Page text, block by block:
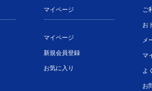
マイページ
マイページ
新規会員登録
お気に入り
ご
お
メ
マ
よ
お